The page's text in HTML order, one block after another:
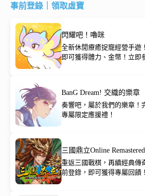
事前登錄｜領取虛寶
閃耀吧！嚕咪
全新休閒療癒捉寵經營手遊
即可獲得體力、金幣！立即
BanG Dream! 交織的樂章
奏響吧，屬於我們的樂章！
專屬限定應援禮！
三國鼎立Online Remastered
重返三國戰棋，再續經典傳
前登錄，即可獲得專屬回饋！